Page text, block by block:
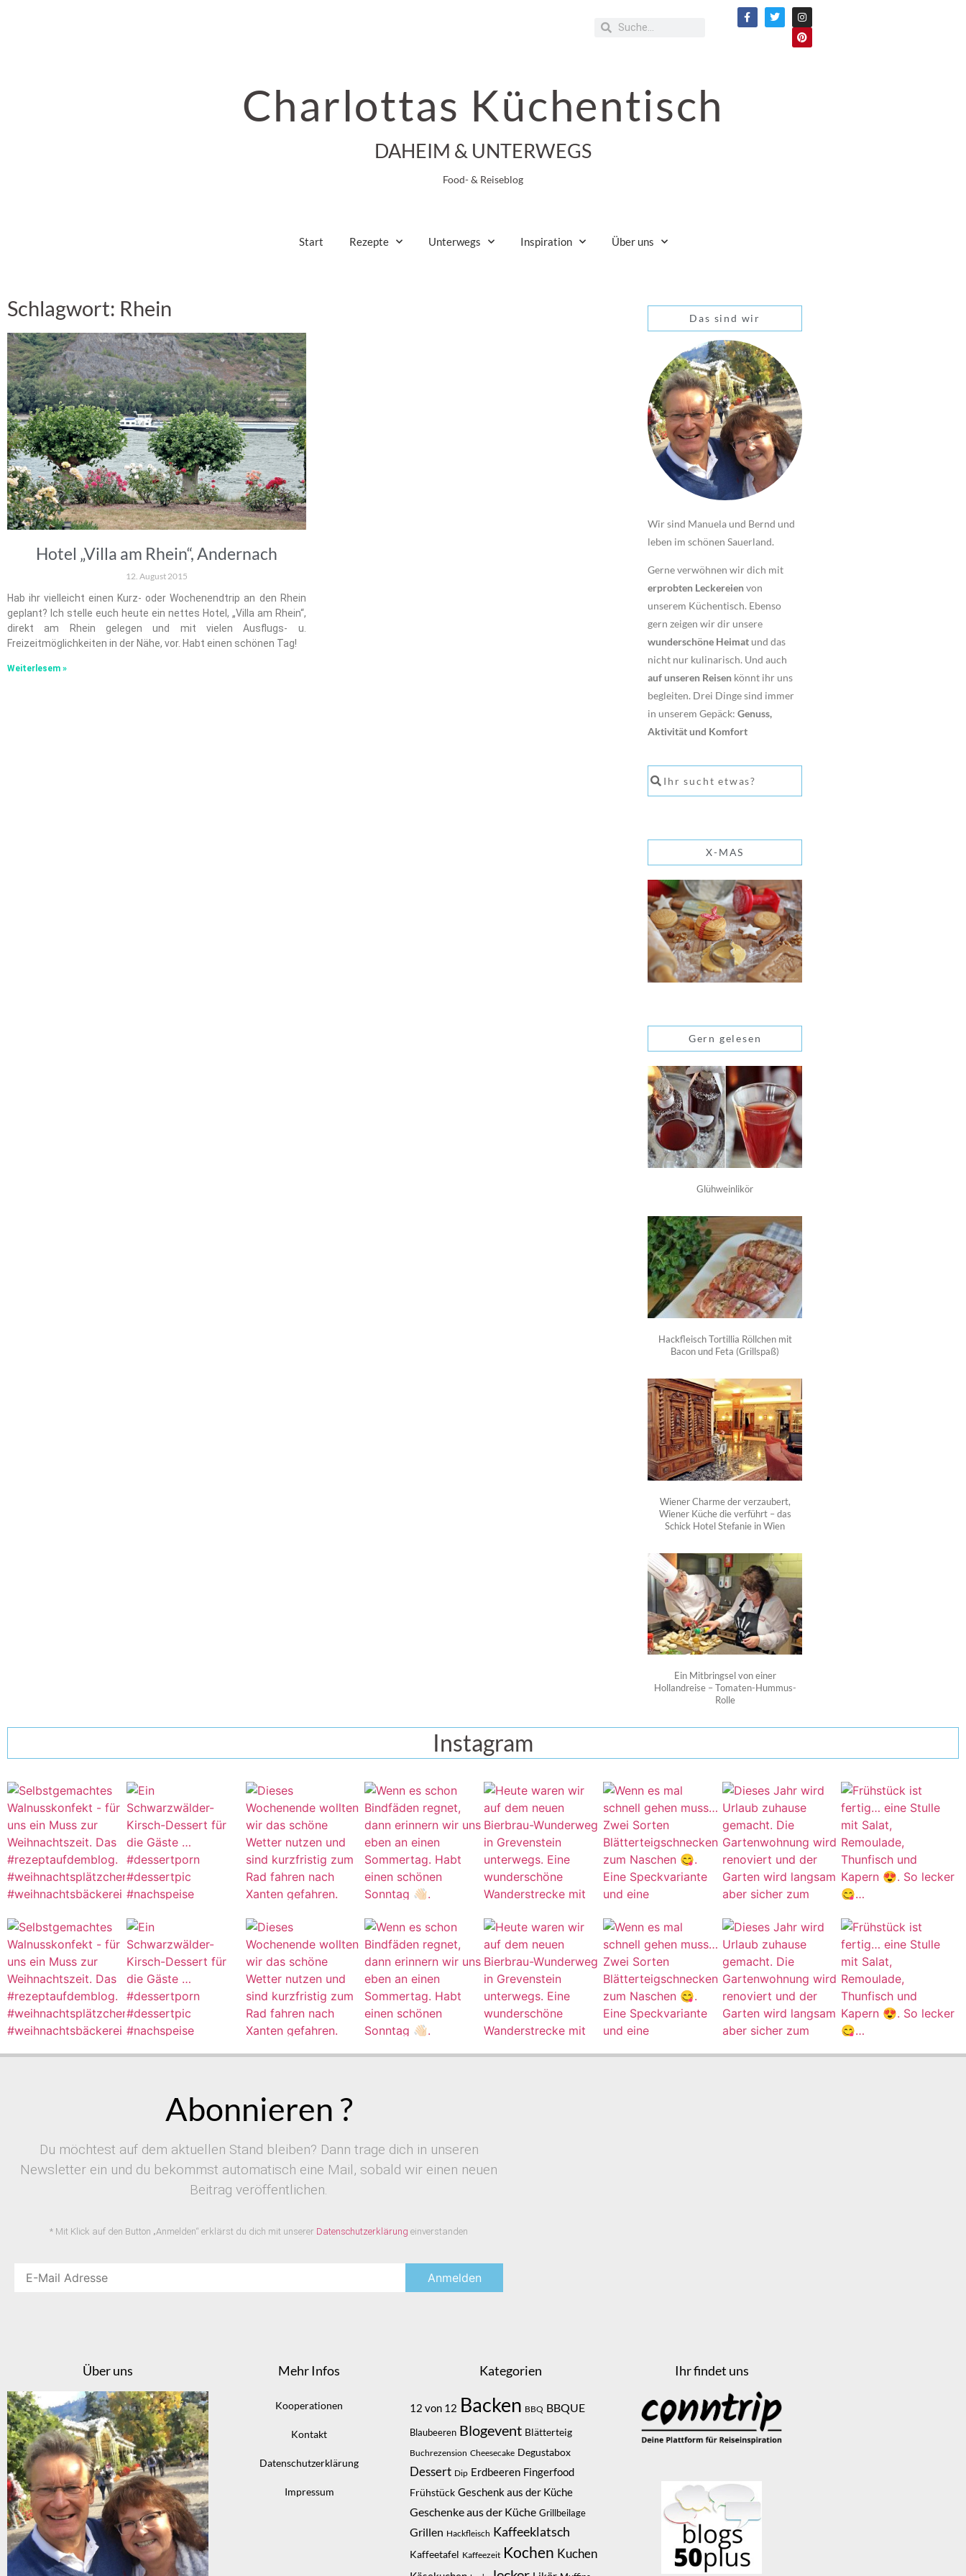
Charlottas Küchentisch
DAHEIM & UNTERWEGS
Food- & Reiseblog
Start Rezepte Unterwegs Inspiration Über uns
Schlagwort: Rhein
Hotel „Villa am Rhein“, Andernach
12. August 2015
Hab ihr vielleicht einen Kurz- oder Wochenendtrip an den Rhein
geplant? Ich stelle euch heute ein nettes Hotel, „Villa am Rhein“,
direkt am Rhein gelegen und mit vielen Ausflugs- u.
Freizeitmöglichkeiten in der Nähe, vor. Habt einen schönen Tag!
Weiterlesem »
Das sind wir
Wir sind Manuela und Bernd und
leben im schönen Sauerland.
Gerne verwöhnen wir dich mit
erprobten Leckereienvon
unserem Küchentisch. Ebenso
gern zeigen wir dir unsere
wunderschöne Heimat und das
nicht nur kulinarisch. Und auch
auf unseren Reisen könnt ihr uns
begleiten. Drei Dinge sind immer
in unserem Gepäck:Genuss,
Aktivität und Komfort
X-MAS
Gern gelesen
Glühweinlikör
Hackfleisch Tortillia Röllchen mit
Bacon und Feta (Grillspaß)
Wiener Charme der verzaubert,
Wiener Küche die verführt – das
Schick Hotel Stefanie in Wien
Ein Mitbringsel von einer
Hollandreise – Tomaten-Hummus-
Rolle
Instagram
Abonnieren ?
Du möchtest auf dem aktuellen Stand bleiben? Dann trage dich in unseren
Newsletter ein und du bekommst automatisch eine Mail, sobald wir einen neuen
Beitrag veröffentlichen.
* Mit Klick auf den Button „Anmelden“ erklärst du dich mit unserer Datenschutzerklärung einverstanden
Über uns Mehr Infos
Kooperationen
Kontakt
Datenschutzerklärung
Impressum
Kategorien
12 von 12 Backen BBQ BBQUE
Blaubeeren Blogevent Blätterteig
Buchrezension Cheesecake Degustabox
Dessert Dip Erdbeeren Fingerfood
Frühstück Geschenk aus der Küche
Geschenke aus der Küche Grillbeilage
Grillen Hackfleisch Kaffeeklatsch
Kaffeetafel Kaffeezeit Kochen Kuchen
Ihr findet uns